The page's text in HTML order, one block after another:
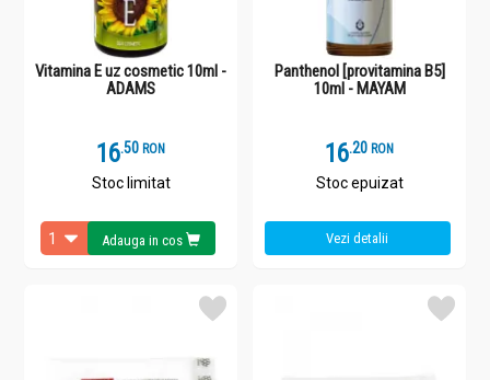
Vitamina E uz cosmetic 10ml -
ADAMS
16.5 RON
Stoc limitat
Adauga in cos
Panthenol [provitamina B5]
10ml - MAYAM
16.2 RON
Stoc epuizat
Vezi detalii